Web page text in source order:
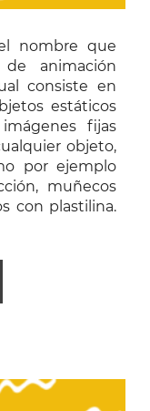
nombre que
animación
consiste en
estáticos
fijas
objeto,
por ejemplo
muñecos
con plastilina.